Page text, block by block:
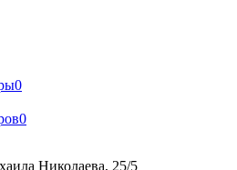
0
0
Николаева, 25/5